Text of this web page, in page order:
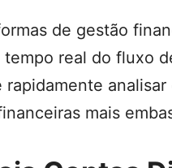
de gestão
real do fluxo
analisar
mais